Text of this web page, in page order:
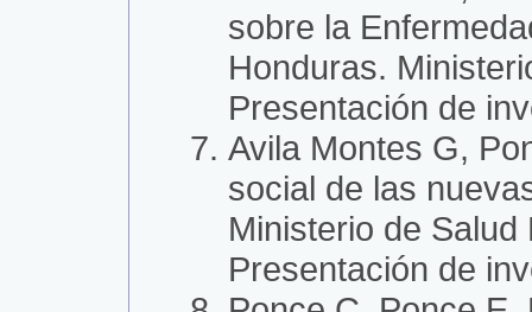
sobre la
Honduras.
Presentación de
Avila Montes G,
social de las
Ministerio de
Presentación de